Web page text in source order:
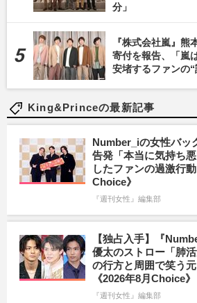
分」
『株式会社嵐』熊
寄付を報告、「嵐
安堵するファンの
King&Princeの最新記事
Number_iの女性バッ
告発「本当に気持ち
したファンの過激行
Choice》
『週刊女性』編集部
【独占入手】『
優太のストロー「肺
の行方と周囲で笑う
《2026年8月Choice》
『週刊女性』編集部